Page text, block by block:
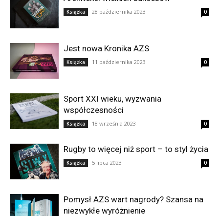
Książka 28 października 2023 0
Jest nowa Kronika AZS
Książka 11 października 2023 0
Sport XXI wieku, wyzwania
współczesności
Książka 18 września 2023 0
Rugby to więcej niż sport – to styl życia
Książka 5 lipca 2023 0
Pomysł AZS wart nagrody? Szansa na
niezwykłe wyróżnienie